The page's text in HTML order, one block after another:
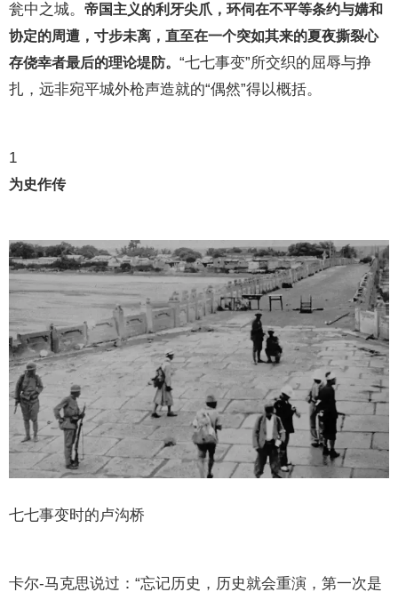
瓮中之城。帝国主义的利牙尖爪，环伺在不平等条约与媾和
协定的周遭，寸步未离，直至在一个突如其来的夏夜撕裂心
存侥幸者最后的理论堤防。“七七事变”所交织的屈辱与挣
扎，远非宛平城外枪声造就的“偶然”得以概括。
1
为史作传
七七事变时的卢沟桥
卡尔-马克思说过：“忘记历史，历史就会重演，第一次是